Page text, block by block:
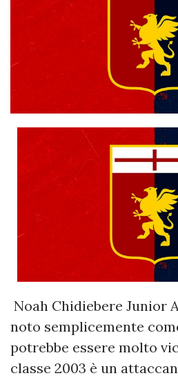
Noah Chidiebere Junior
noto semplicemente
potrebbe essere molto
classe 2003 è un